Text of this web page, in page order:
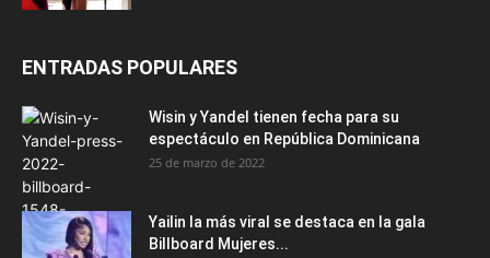
ENTRADAS POPULARES
Wisin y Yandel tienen fecha para su
espectáculo en República Dominicana
25 de marzo de 2022
Yailin la más viral se destaca en la gala
Billboard Mujeres...